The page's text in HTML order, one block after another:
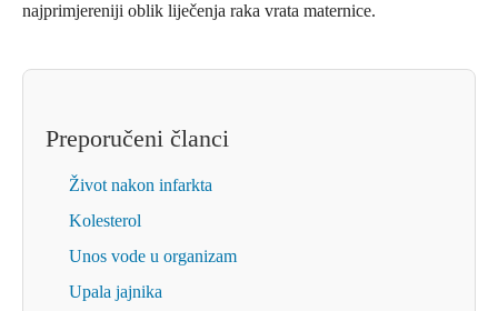
najprimjereniji oblik liječenja raka vrata maternice.
Preporučeni članci
Život nakon infarkta
Kolesterol
Unos vode u organizam
Upala jajnika